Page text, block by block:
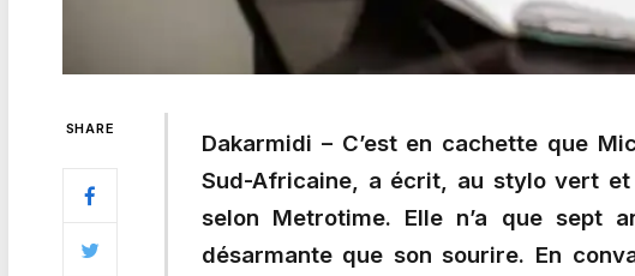
SHARE
Dakarmidi – C’est en cachette que
Sud-Africaine, a écrit, au stylo vert
selon Metrotime. Elle n’a que sept
désarmante que son sourire. En